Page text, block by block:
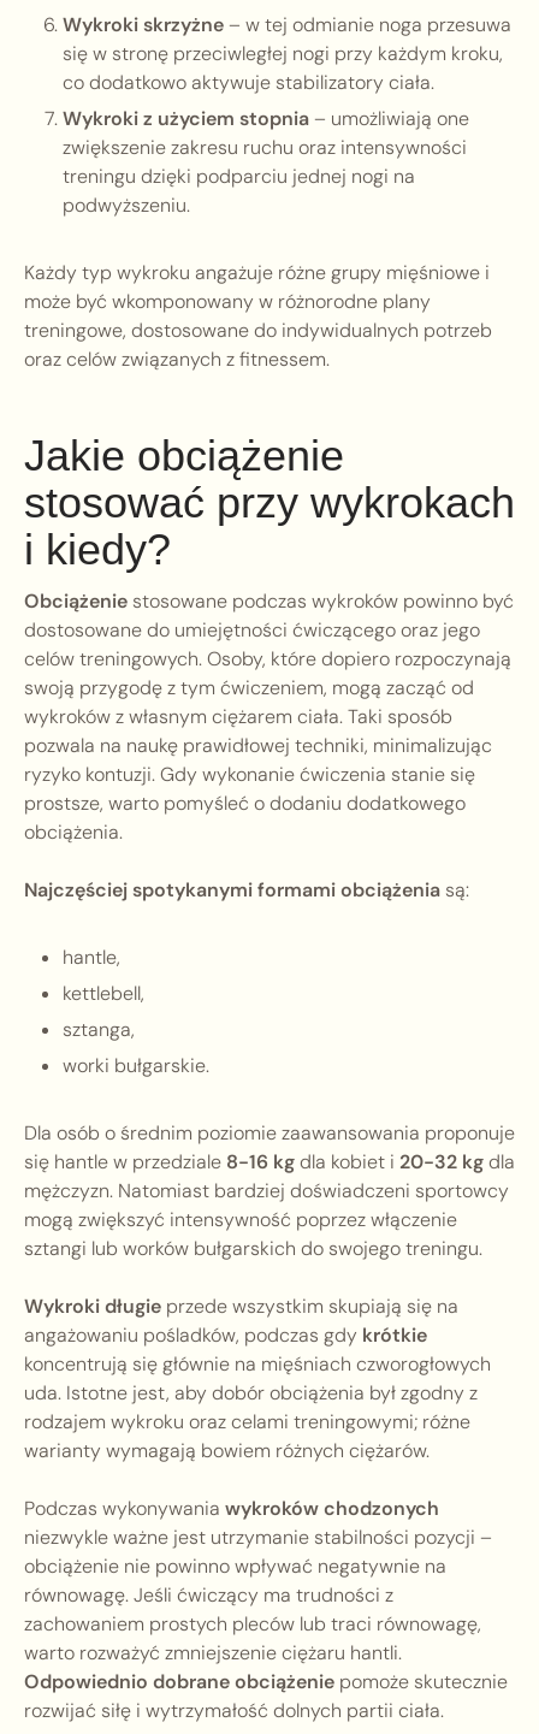
Wykroki skrzyżne– w tej odmianie noga przesuwa
się w stronę przeciwległej nogi przy każdym kroku,
co dodatkowo aktywuje stabilizatory ciała.
Wykroki z użyciem stopnia– umożliwiają one
zwiększenie zakresu ruchu oraz intensywności
treningu dzięki podparciu jednej nogi na
podwyższeniu.
Każdy typ wykroku angażuje różne grupy mięśniowe i
może być wkomponowany w różnorodne plany
treningowe, dostosowane do indywidualnych potrzeb
oraz celów związanych z fitnessem.
Jakie obciążenie
stosować przy wykrokach
i kiedy?
Obciążenie stosowane podczas wykroków powinno być
dostosowane do umiejętności ćwiczącego oraz jego
celów treningowych. Osoby, które dopiero rozpoczynają
swoją przygodę z tym ćwiczeniem, mogą zacząć od
wykroków z własnym ciężarem ciała. Taki sposób
pozwala na naukę prawidłowej techniki, minimalizując
ryzyko kontuzji. Gdy wykonanie ćwiczenia stanie się
prostsze, warto pomyśleć o dodaniu dodatkowego
obciążenia.
Najczęściej spotykanymi formami obciążenia są:
hantle,
kettlebell,
sztanga,
worki bułgarskie.
Dla osób o średnim poziomie zaawansowania proponuje
się hantle w przedziale 8-16 kgdla kobiet i 20-32 kgdla
mężczyzn. Natomiast bardziej doświadczeni sportowcy
mogą zwiększyć intensywność poprzez włączenie
sztangi lub worków bułgarskich do swojego treningu.
Wykroki długie przede wszystkim skupiają się na
angażowaniu pośladków, podczas gdy krótkie
koncentrują się głównie na mięśniach czworogłowych
uda. Istotne jest, aby dobór obciążenia był zgodny z
rodzajem wykroku oraz celami treningowymi; różne
warianty wymagają bowiem różnych ciężarów.
Podczas wykonywania wykroków chodzonych
niezwykle ważne jest utrzymanie stabilności pozycji –
obciążenie nie powinno wpływać negatywnie na
równowagę. Jeśli ćwiczący ma trudności z
zachowaniem prostych pleców lub traci równowagę,
warto rozważyć zmniejszenie ciężaru hantli.
Odpowiednio dobrane obciążenie pomoże skutecznie
rozwijać siłę i wytrzymałość dolnych partii ciała.